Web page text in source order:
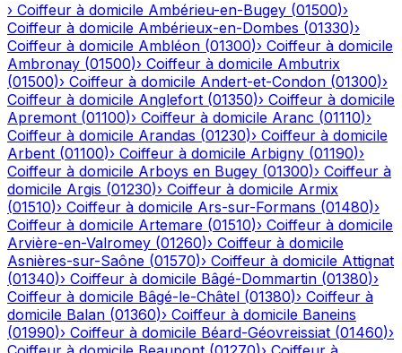
› Coiffeur à domicile Ambérieu-en-Bugey (01500)›
Coiffeur à domicile Ambérieux-en-Dombes (01330)›
Coiffeur à domicile Ambléon (01300)› Coiffeur à domicile
Ambronay (01500)› Coiffeur à domicile Ambutrix
(01500)› Coiffeur à domicile Andert-et-Condon (01300)›
Coiffeur à domicile Anglefort (01350)› Coiffeur à domicile
Apremont (01100)› Coiffeur à domicile Aranc (01110)›
Coiffeur à domicile Arandas (01230)› Coiffeur à domicile
Arbent (01100)› Coiffeur à domicile Arbigny (01190)›
Coiffeur à domicile Arboys en Bugey (01300)› Coiffeur à
domicile Argis (01230)› Coiffeur à domicile Armix
(01510)› Coiffeur à domicile Ars-sur-Formans (01480)›
Coiffeur à domicile Artemare (01510)› Coiffeur à domicile
Arvière-en-Valromey (01260)› Coiffeur à domicile
Asnières-sur-Saône (01570)› Coiffeur à domicile Attignat
(01340)› Coiffeur à domicile Bâgé-Dommartin (01380)›
Coiffeur à domicile Bâgé-le-Châtel (01380)› Coiffeur à
domicile Balan (01360)› Coiffeur à domicile Baneins
(01990)› Coiffeur à domicile Béard-Géovreissiat (01460)›